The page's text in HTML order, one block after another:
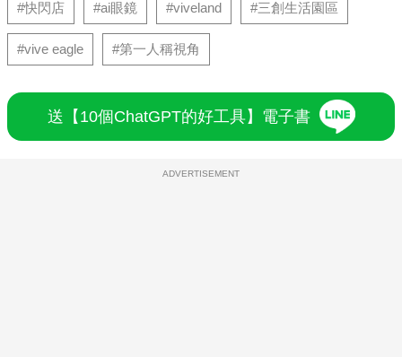
#快閃店 #ai眼鏡 #viveland #三創生活園區
#vive eagle #第一人稱視角
送【10個ChatGPT的好工具】電子書
ADVERTISEMENT